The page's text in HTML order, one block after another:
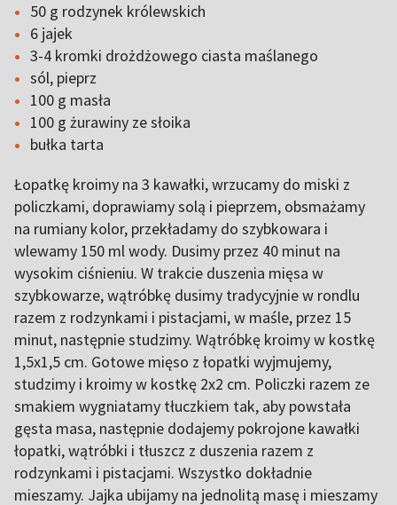
50 g rodzynek królewskich
6 jajek
3-4 kromki drożdżowego ciasta maślanego
sól, pieprz
100 g masła
100 g żurawiny ze słoika
bułka tarta
Łopatkę kroimy na 3 kawałki, wrzucamy do miski z
policzkami, doprawiamy solą i pieprzem, obsmażamy
na rumiany kolor, przekładamy do szybkowara i
wlewamy 150 ml wody. Dusimy przez 40 minut na
wysokim ciśnieniu. W trakcie duszenia mięsa w
szybkowarze, wątróbkę dusimy tradycyjnie w rondlu
razem z rodzynkami i pistacjami, w maśle, przez 15
minut, następnie studzimy. Wątróbkę kroimy w kostkę
1,5x1,5 cm. Gotowe mięso z łopatki wyjmujemy,
studzimy i kroimy w kostkę 2x2 cm. Policzki razem ze
smakiem wygniatamy tłuczkiem tak, aby powstała
gęsta masa, następnie dodajemy pokrojone kawałki
łopatki, wątróbki i tłuszcz z duszenia razem z
rodzynkami i pistacjami. Wszystko dokładnie
mieszamy. Jajka ubijamy na jednolitą masę i mieszamy